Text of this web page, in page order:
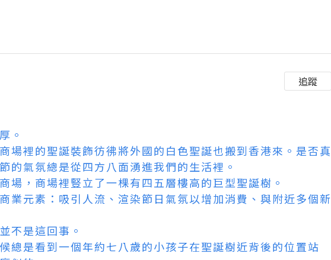
追蹤
。
場裡的聖誕裝飾彷彿將外國的白色聖誕也搬到香港來。是否真
的氣氛總是從四方八面湧進我們的生活裡。
場，商場裡豎立了一棵有四五層樓高的巨型聖誕樹。
業元素：吸引人流、渲染節日氣氛以增加消費、與附近多個新
不是這回事。
總是看到一個年約七八歲的小孩子在聖誕樹近背後的位置站